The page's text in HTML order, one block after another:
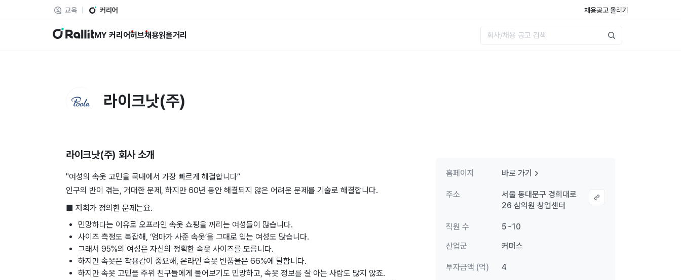
교육 커리어 채용공고 올리기
랠릿 MY 커리어허브채용읽을거리
라이크낫(주)
라이크낫(주) 회사 소개
"여성의 속옷 고민을 국내에서 가장 빠르게 해결합니다”
인구의 반이 겪는, 거대한 문제, 하지만 60년 동안 해결되지 않은 어려운 문제를 기술로 해결합니다.
■ 저희가 정의한 문제는요.
민망하다는 이유로 오프라인 속옷 쇼핑을 꺼리는 여성들이 많습니다.
사이즈 측정도 복잡해, ‘엄마가 사준 속옷’을 그대로 입는 여성도 많습니다.
그래서 95%의 여성은 자신의 정확한 속옷 사이즈를 모릅니다.
하지만 속옷은 착용감이 중요해, 온라인 속옷 반품율은 66%에 달합니다.
하지만 속옷 고민을 주위 친구들에게 물어보기도 민망하고, 속옷 정보를 잘 아는 사람도 많지 않죠.
홈페이지 바로 가기
주소
서울 동대문구 경희대로
26 삼의원 창업센터
직원 수
5~10
산업군
커머스
투자금액 (억) 4